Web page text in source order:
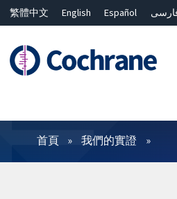
繁體中文 English Español
篩選條件
首頁 我們的實證